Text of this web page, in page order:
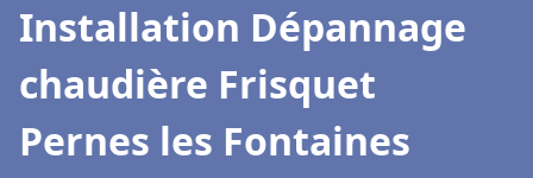
Installation Dépannage
chaudière Frisquet
Pernes les Fontaines